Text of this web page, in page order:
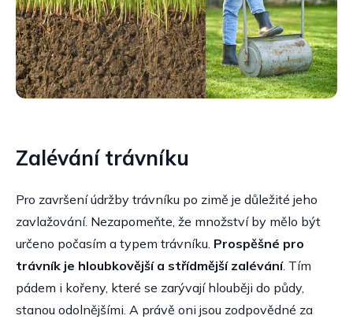
Zalévání trávníku
Pro završení údržby trávníku po zimě je důležité jeho
zavlažování. Nezapomeňte, že množství by mělo být
určeno počasím a typem trávníku. Prospěšné pro
trávník je hloubkovější a střídmější zalévání. Tím
pádem i kořeny, které se zarývají hlouběji do půdy,
stanou odolnějšími. A právě oni jsou zodpovědné za